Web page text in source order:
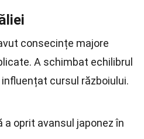
consecințe majore
A schimbat echilibrul
cursul războiului.
oprit avansul japonez în